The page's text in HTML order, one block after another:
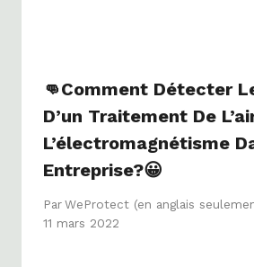
👊Comment Détecter
D’un Traitement De
L’électromagnétisme
Entreprise?😀
ParWeProtect (en anglais
11 mars 2022